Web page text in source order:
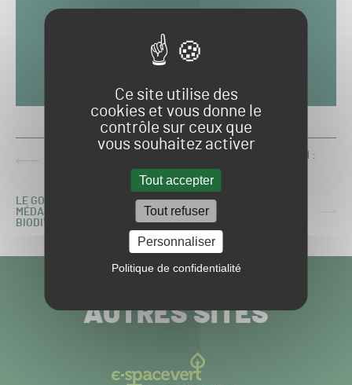
Ce site utilise des
cookies et vous donne le
contrôle sur ceux que
vous souhaitez activer
Tout accepter
Tout refuser
Personnaliser
Politique de confidentialité
ARTICLE
CHAMPIONNAT DE FRANCE DES PELOUSES 2020-2021 :
33ÈME JOURNÉE DE LIGUE 2
ARTICLE
SUIVANT :
LE GOLF & COUNTRY CLUB DE BOSSEY LABELLISÉ
MÉDAILLE D'ARGENT AU PROGRAMME GOLF POUR LA
BIODIVERSITÉ
AUTRES SITES